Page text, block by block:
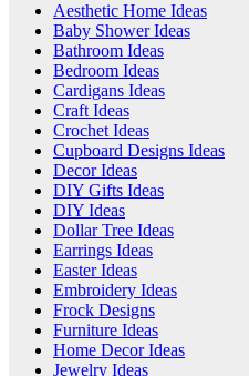
Aesthetic Home Ideas
Baby Shower Ideas
Bathroom Ideas
Bedroom Ideas
Cardigans Ideas
Craft Ideas
Crochet Ideas
Cupboard Designs Ideas
Decor Ideas
DIY Gifts Ideas
DIY Ideas
Dollar Tree Ideas
Earrings Ideas
Easter Ideas
Embroidery Ideas
Frock Designs
Furniture Ideas
Home Decor Ideas
Jewelry Ideas